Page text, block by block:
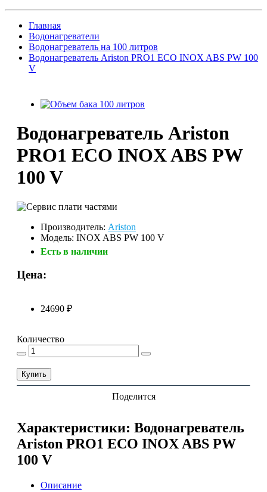
Главная
Водонагреватели
Водонагреватель на 100 литров
Водонагреватель Ariston PRO1 ECO INOX ABS PW 100
V
Водонагреватель Ariston
PRO1 ECO INOX ABS PW
100 V
Производитель: Ariston
Модель: INOX ABS PW 100 V
Есть в наличии
Цена:
24690 ₽
Количество
Купить
Поделится
Характеристики: Водонагреватель
Ariston PRO1 ECO INOX ABS PW
100 V
Описание